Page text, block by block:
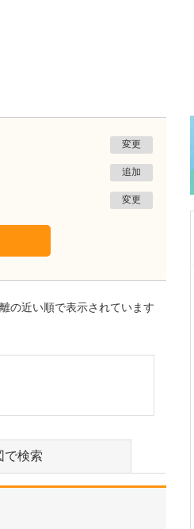
変更
追加
変更
の近い順で表示されています
で検索
川区
教えてください。
ん。しか
の等級に
のの、視
によって